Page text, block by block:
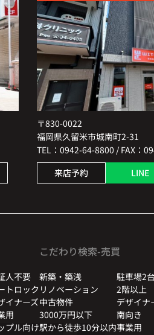
〒830-0022
福岡県久留米市城南町2-31
TEL：0942-64-8800 / FAX：
来店予約
LINE
人不要
トロック
イナーズ
用
プル向け
こだわり検索-売買
新築・築浅
リノベーション
中古物件
3000万円以下
駅から徒歩10分以内
駐車場2
2階以上
デザイナ
南向き
事業用